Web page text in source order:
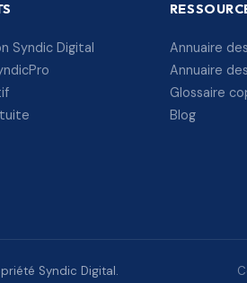
Syndic Digital
Annuaire
Annuaire
Glossaire
Blog
Syndic Digital.